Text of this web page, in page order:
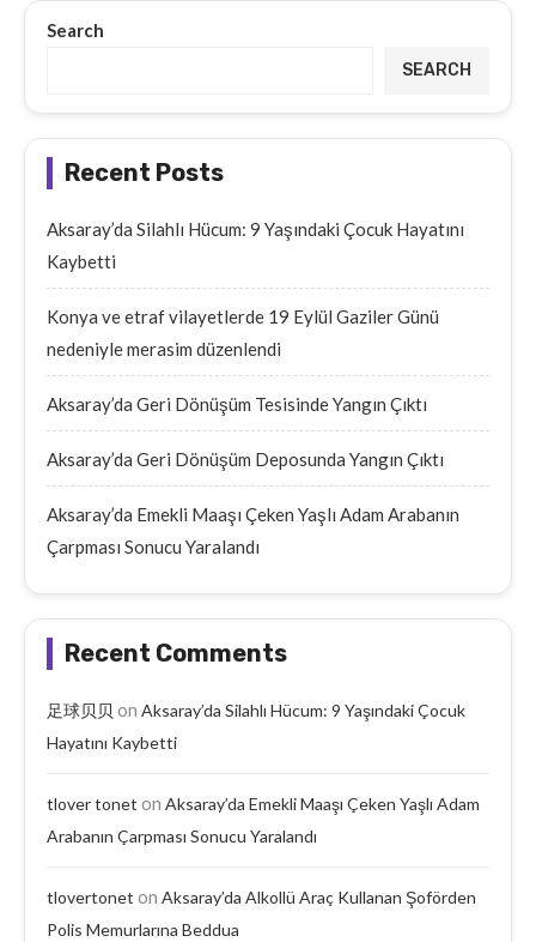
Search
SEARCH
Recent Posts
Aksaray’da Silahlı Hücum: 9 Yaşındaki Çocuk Hayatını
Kaybetti
Konya ve etraf vilayetlerde 19 Eylül Gaziler Günü
nedeniyle merasim düzenlendi
Aksaray’da Geri Dönüşüm Tesisinde Yangın Çıktı
Aksaray’da Geri Dönüşüm Deposunda Yangın Çıktı
Aksaray’da Emekli Maaşı Çeken Yaşlı Adam Arabanın
Çarpması Sonucu Yaralandı
Recent Comments
足球贝贝 on Aksaray’da Silahlı Hücum: 9 Yaşındaki Çocuk
Hayatını Kaybetti
tlover tonet on Aksaray’da Emekli Maaşı Çeken Yaşlı Adam
Arabanın Çarpması Sonucu Yaralandı
tlovertonet on Aksaray’da Alkollü Araç Kullanan Şoförden
Polis Memurlarına Beddua